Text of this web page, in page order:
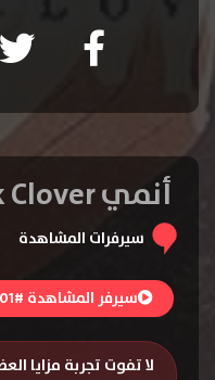
أنمي Black Clover – الحلقة 130
سيرفرات المشاهدة
سيرفر المشاهدة #01
لا تفوت تجربة مزايا